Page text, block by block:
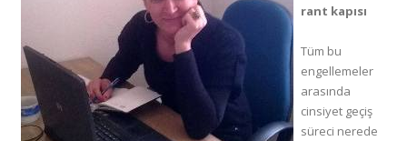
rant kapısı
Tüm bu
engellemeler
arasında
cinsiyet geçiş
süreci nerede